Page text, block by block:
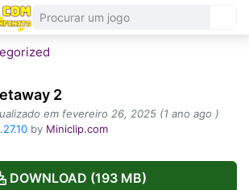
2
em fevereiro 26, 2025 (1 ano ago )
by Miniclip.com
DOWNLOAD (193 MB)